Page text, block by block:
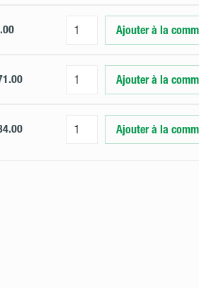
Ajouter à la
Ajouter à la
Ajouter à la